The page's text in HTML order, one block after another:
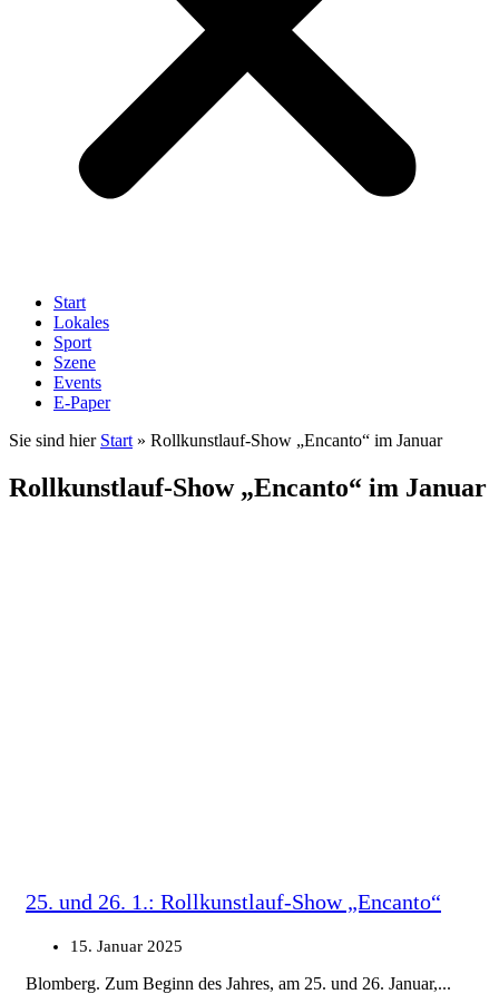
Start
Lokales
Sport
Szene
Events
E-Paper
Sie sind hier Start » Rollkunstlauf-Show „Encanto“ im Januar
Rollkunstlauf-Show „Encanto“ im Januar
25. und 26. 1.: Rollkunstlauf-Show „Encanto“
15. Januar 2025
Blomberg. Zum Beginn des Jahres, am 25. und 26. Januar,...